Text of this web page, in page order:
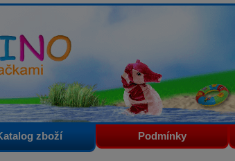
zboží Podmínky